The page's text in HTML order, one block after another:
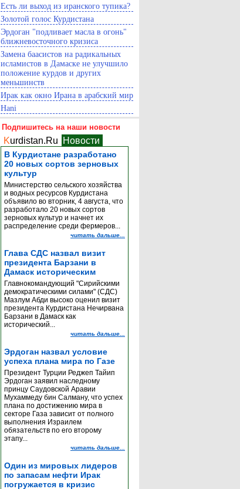
Есть ли выход из иранского тупика?
Золотой голос Курдистана
Эрдоган "подливает масла в огонь"
ближневосточного кризиса
Замена баасистов на радикальных
исламистов в Дамаске не улучшило
положение курдов и других
меньшинств
Ирак как окно Ирана в арабский мир
Hani
Подпишитесь на наши новости
Kurdistan.Ru Новости
В Курдистане разработано
20 новых сортов зерновых
культур
Министерство сельского хозяйства
и водных ресурсов Курдистана
объявило во вторник, 4 августа, что
разработало 20 новых сортов
зерновых культур и начнет их
распределение среди фермеров...
читать дальше...
Глава СДС назвал визит
президента Барзани в
Дамаск историческим
Главнокомандующий "Сирийскими
демократическими силами" (СДС)
Мазлум Абди высоко оценил визит
президента Курдистана Нечирвана
Барзани в Дамаск как
исторический...
читать дальше...
Эрдоган назвал условие
успеха плана мира по Газе
Президент Турции Реджеп Тайип
Эрдоган заявил наследному
принцу Саудовской Аравии
Мухаммеду бин Салману, что успех
плана по достижению мира в
секторе Газа зависит от полного
выполнения Израилем
обязательств по его второму
этапу...
читать дальше...
Один из мировых лидеров
по запасам нефти Ирак
погружается в кризис